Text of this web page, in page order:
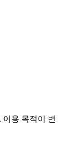
용 목적이 변